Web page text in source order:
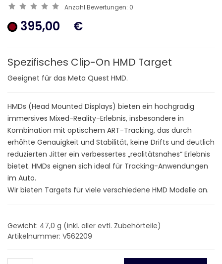
Anzahl Bewertungen: 0
395,00 €
Spezifisches Clip-On HMD Target
Geeignet für das Meta Quest HMD.
HMDs (Head Mounted Displays) bieten ein hochgradig
immersives Mixed-Reality-Erlebnis, insbesondere in
Kombination mit optischem ART-Tracking, das durch
erhöhte Genauigkeit und Stabilität, keine Drifts und deutlich
reduzierten Jitter ein verbessertes „realitätsnahes“ Erlebnis
bietet. HMDs eignen sich ideal für Tracking-Anwendungen
im Auto.
Wir bieten Targets für viele verschiedene HMD Modelle an.
Gewicht: 47,0 g (inkl. aller evtl. Zubehörteile)
Artikelnummer: V562209